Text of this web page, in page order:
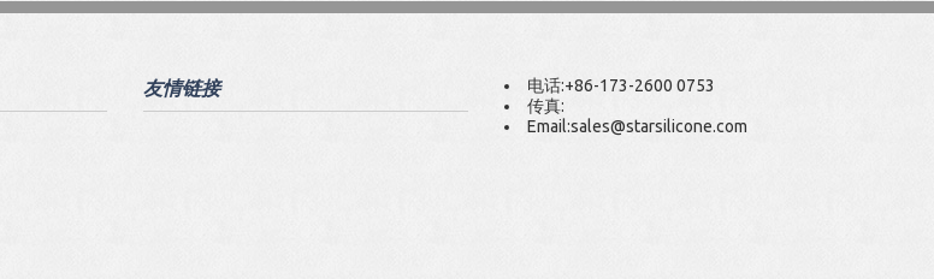
友情链接 电话:+86-173-2600 0753
传真:
Email:sales@starsilicone.com